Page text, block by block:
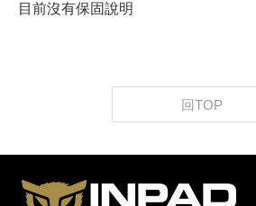
目前沒有保固說明
回TOP